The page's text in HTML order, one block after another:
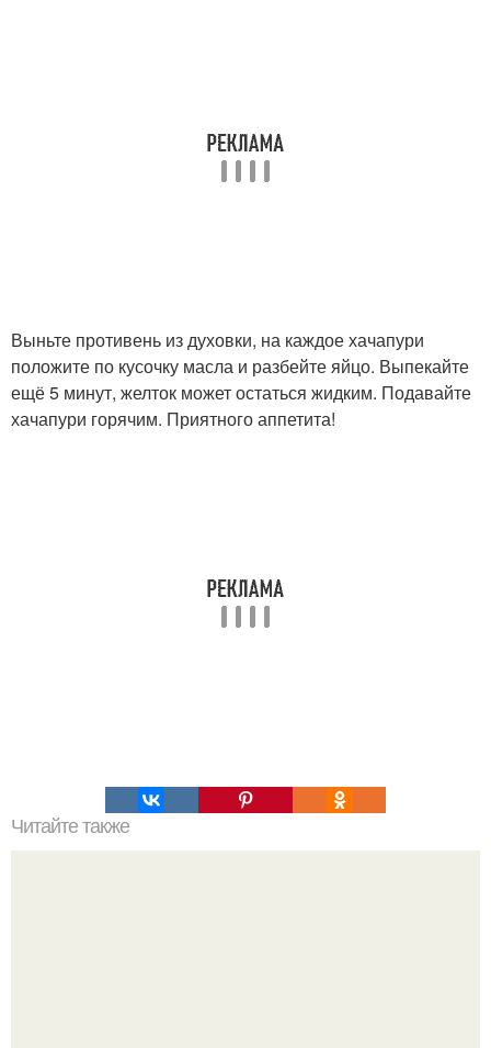
Выньте противень из духовки, на каждое хачапури
положите по кусочку масла и разбейте яйцо. Выпекайте
ещё 5 минут, желток может остаться жидким. Подавайте
хачапури горячим. Приятного аппетита!
Читайте также